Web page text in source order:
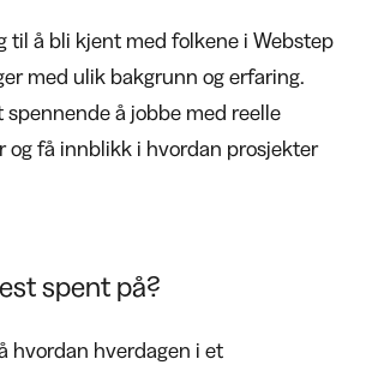
til å bli kjent med folkene i Webstep
med ulik bakgrunn og erfaring.
å jobbe med reelle
og få innblikk i hvordan prosjekter
spent på?
hvordan hverdagen i et